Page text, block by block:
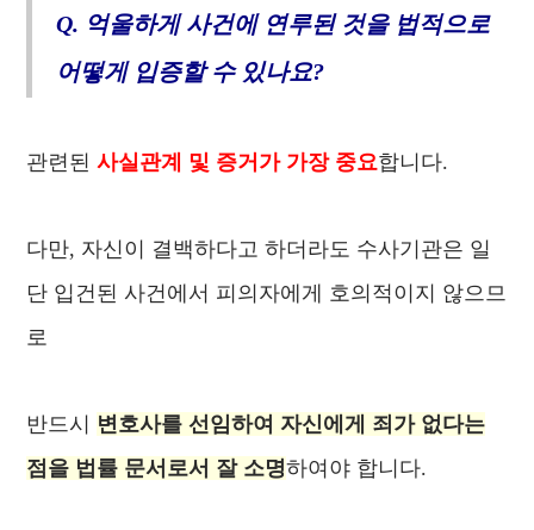
Q. 억울하게 사건에 연루된 것을 법적으로
어떻게 입증할 수 있나요?
관련된사실관계 및 증거가 가장 중요합니다.
다만, 자신이 결백하다고 하더라도 수사기관은 일
단 입건된 사건에서 피의자에게 호의적이지 않으므
로
반드시 변호사를 선임하여 자신에게 죄가 없다는
점을 법률 문서로서 잘 소명하여야 합니다.